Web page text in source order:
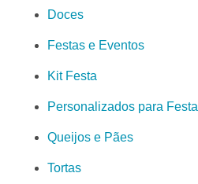
Doces
Festas e Eventos
Kit Festa
Personalizados para Festa
Queijos e Pães
Tortas